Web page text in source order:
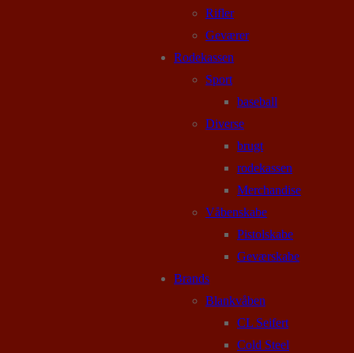
Rifler
Geværer
Rodekassen
Sport
baseball
Diverse
brugt
rodekassen
Merchandise
Våbenskabe
Pistolskabe
Geværskabe
Brands
Blankvåben
CL Seifert
Cold Steel